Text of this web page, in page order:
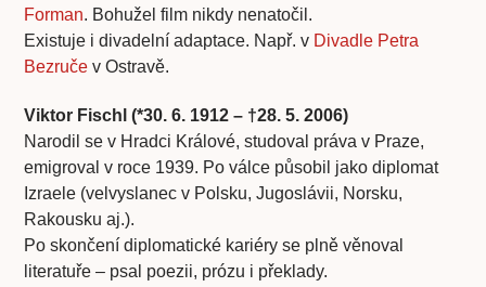
Forman. Bohužel film nikdy nenatočil.
Existuje i divadelní adaptace. Např. v Divadle Petra
Bezruče v Ostravě.
Viktor Fischl (*30. 6. 1912 – †28. 5. 2006)
Narodil se v Hradci Králové, studoval práva v Praze,
emigroval v roce 1939. Po válce působil jako diplomat
Izraele (velvyslanec v Polsku, Jugoslávii, Norsku,
Rakousku aj.).
Po skončení diplomatické kariéry se plně věnoval
literatuře – psal poezii, prózu i překlady.